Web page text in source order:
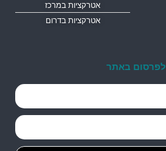
אטרקציות במרכז
אטרקציות בדרום
לפרסום באתר